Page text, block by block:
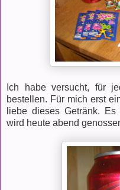
Ich habe versucht, für
bestellen. Für mich erst
liebe dieses Getränk.
wird heute abend